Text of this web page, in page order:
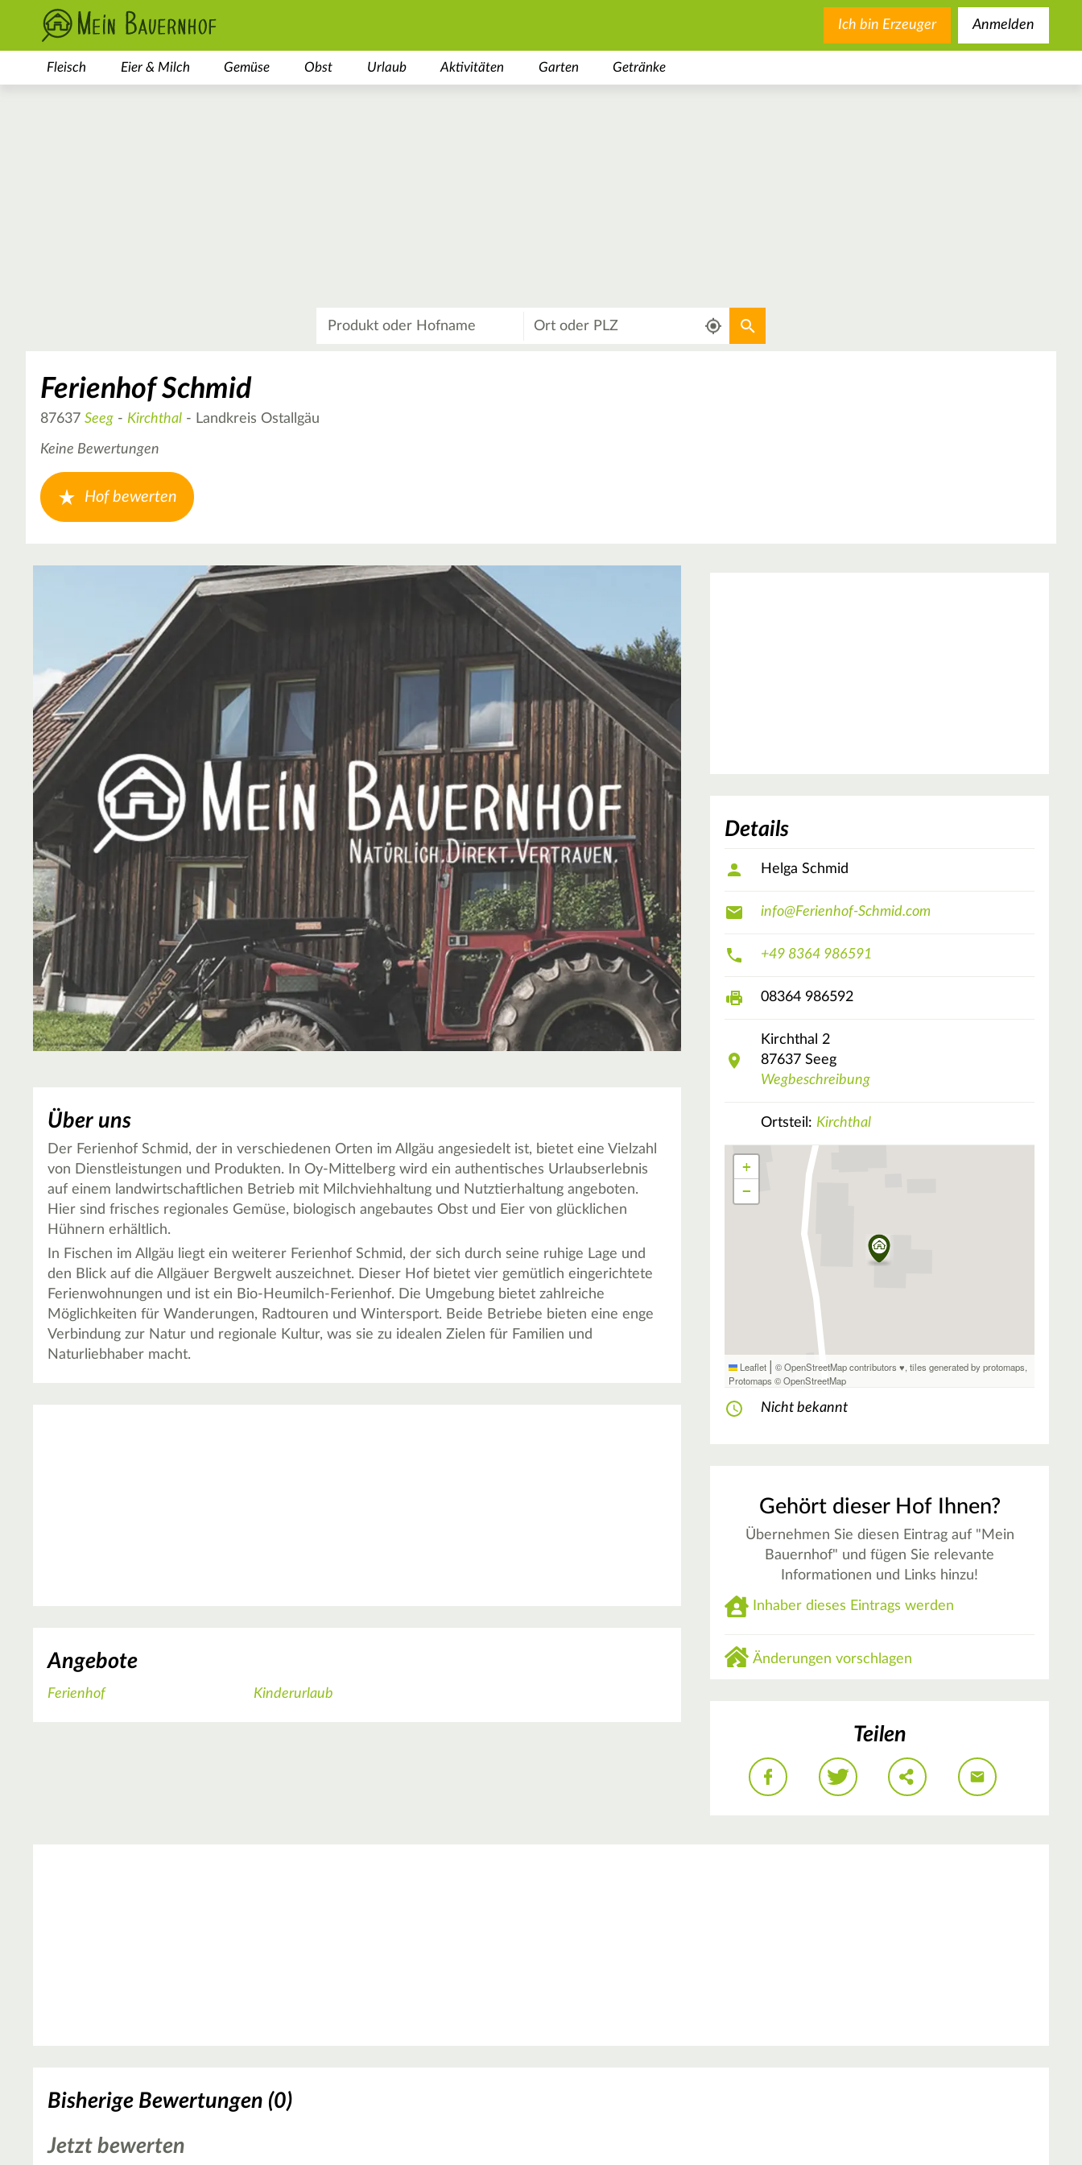
Ich bin Erzeuger Anmelden
Fleisch Eier & Milch Gemüse Obst Urlaub Aktivitäten Garten Getränke
Aktuellen Standort verwenden
Ferienhof Schmid
87637 Seeg - Kirchthal - Landkreis Ostallgäu
Keine Bewertungen
Hof bewerten
Über uns
Der Ferienhof Schmid, der in verschiedenen Orten im Allgäu angesiedelt ist, bietet eine Vielzahl
von Dienstleistungen und Produkten. In Oy-Mittelberg wird ein authentisches Urlaubserlebnis
auf einem landwirtschaftlichen Betrieb mit Milchviehhaltung und Nutztierhaltung angeboten.
Hier sind frisches regionales Gemüse, biologisch angebautes Obst und Eier von glücklichen
Hühnern erhältlich.
In Fischen im Allgäu liegt ein weiterer Ferienhof Schmid, der sich durch seine ruhige Lage und
den Blick auf die Allgäuer Bergwelt auszeichnet. Dieser Hof bietet vier gemütlich eingerichtete
Ferienwohnungen und ist ein Bio-Heumilch-Ferienhof. Die Umgebung bietet zahlreiche
Möglichkeiten für Wanderungen, Radtouren und Wintersport. Beide Betriebe bieten eine enge
Verbindung zur Natur und regionale Kultur, was sie zu idealen Zielen für Familien und
Naturliebhaber macht.
Angebote
Ferienhof Kinderurlaub
Details
Helga Schmid
info@Ferienhof-Schmid.com
+49 8364 986591
08364 986592
Kirchthal 2
87637 Seeg
Wegbeschreibung
Ortsteil: Kirchthal
+
−
Leaflet | © OpenStreetMap contributors ♥,tiles generated by protomaps,
Protomaps ©OpenStreetMap
Nicht bekannt
Gehört dieser Hof Ihnen?
Übernehmen Sie diesen Eintrag auf "Mein
Bauernhof" und fügen Sie relevante
Informationen und Links hinzu!
Inhaber dieses Eintrags werden
Änderungen vorschlagen
Teilen
Bisherige Bewertungen (0)
Jetzt bewerten